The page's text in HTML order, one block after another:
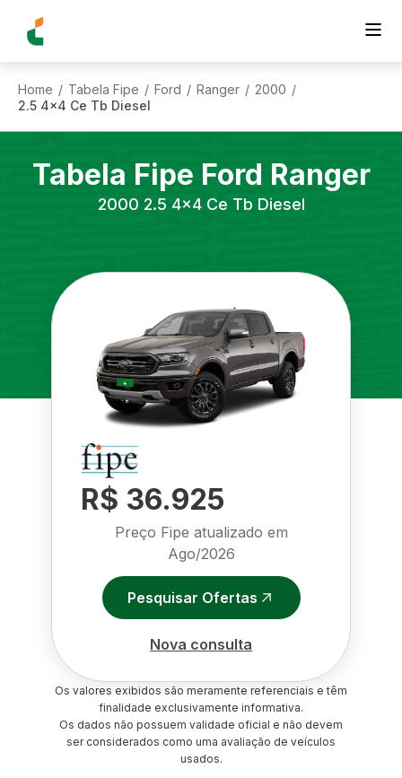
Home / Tabela Fipe / Ford / Ranger / 2000 /
2.5 4x4 Ce Tb Diesel
Tabela Fipe Ford Ranger
2000 2.5 4x4 Ce Tb Diesel
R$ 36.925
Preço Fipe atualizado em
Ago/2026
Pesquisar Ofertas
Nova consulta
Os valores exibidos são meramente referenciais e têm
finalidade exclusivamente informativa.
Os dados não possuem validade oficial e não devem
ser considerados como uma avaliação de veículos
usados.